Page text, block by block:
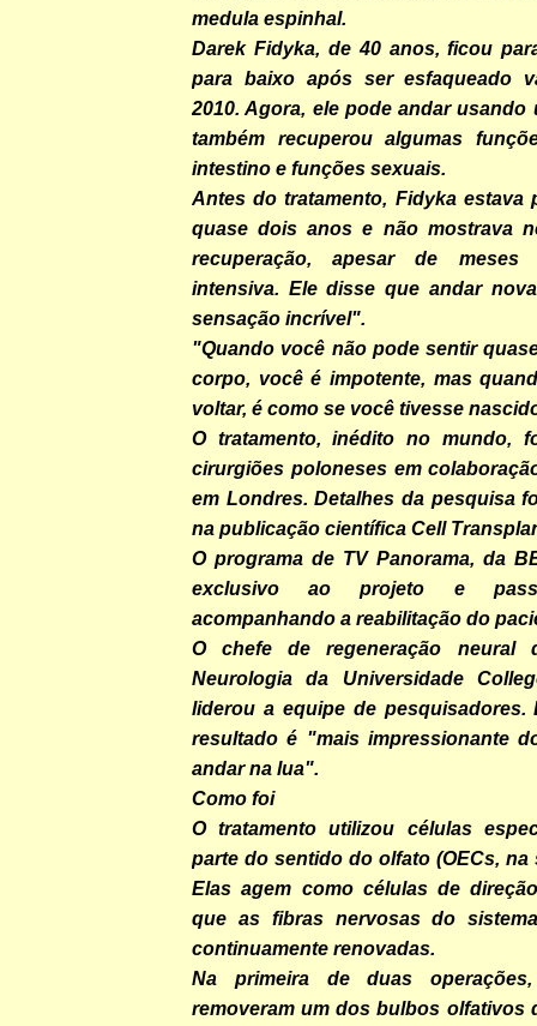
medula espinhal.
Darek Fidyka, de 40 anos, ficou
para baixo após ser esfaqueado
2010. Agora, ele pode andar usando
também recuperou algumas
intestino e funções sexuais.
Antes do tratamento, Fidyka estava
quase dois anos e não mostrava
recuperação, apesar de meses
intensiva. Ele disse que andar
sensação incrível".
"Quando você não pode sentir
corpo, você é impotente, mas
voltar, é como se você tivesse
O tratamento, inédito no mundo,
cirurgiões poloneses em
em Londres. Detalhes da pesquisa
na publicação científica Cell
O programa de TV Panorama, da
exclusivo ao projeto e
acompanhando a reabilitação do
O chefe de regeneração neural
Neurologia da Universidade
liderou a equipe de pesquisadores.
resultado é "mais impressionante
andar na lua".
Como foi
O tratamento utilizou células
parte do sentido do olfato (OECs, na
Elas agem como células de
que as fibras nervosas do
continuamente renovadas.
Na primeira de duas
removeram um dos bulbos olfativos